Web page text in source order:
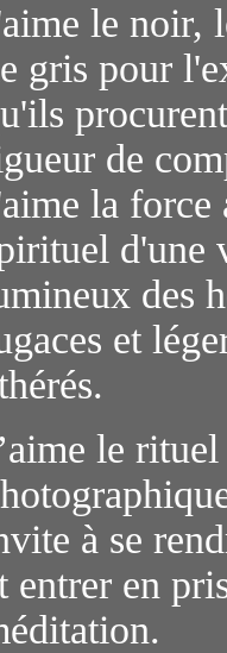
le noir,
gris pour
de
la force
d'une
des
et
le
à se
entrer en